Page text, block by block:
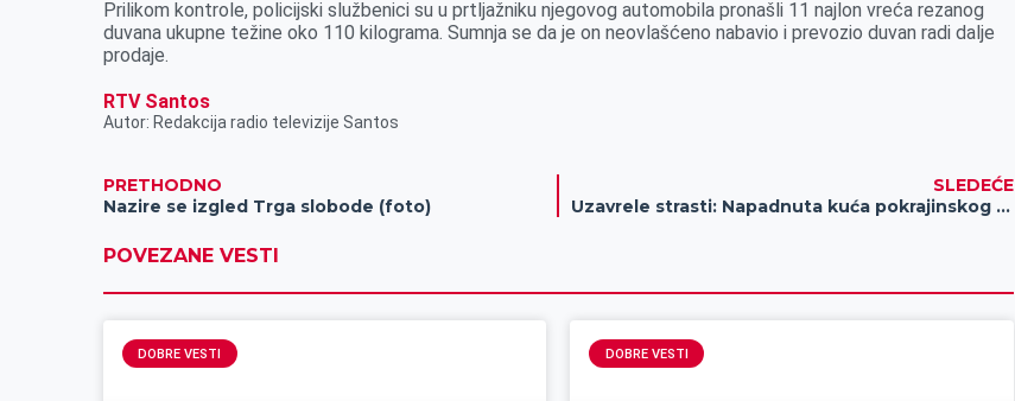
k
e
n
p
Prilikom kontrole, policijski službenici su u prtljažniku njegovog automobila pronašli 11 najlon vreća rezanog
duvana ukupne težine oko 110 kilograma. Sumnja se da je on neovlašćeno nabavio i prevozio duvan radi dalje
prodaje.
RTV Santos
Autor: Redakcija radio televizije Santos
PRETHODNO
Nazire se izgled Trga slobode (foto)
SLEDEĆE
Uzavrele strasti: Napadnuta kuća pokrajinskog poslanika DS (video)
POVEZANE VESTI
DOBRE VESTI DOBRE VESTI